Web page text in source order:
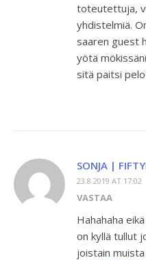
toteutettuja,
yhdistelmiä.
saaren guest
yötä
sitä paitsi
SONJA |
23.8.2019 AT 17:02
VASTAA
Hahahaha
on kyllä tullut
joistain